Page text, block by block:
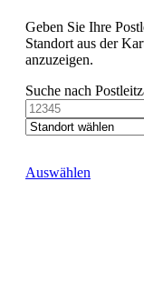
Geben Sie Ihre
Standort aus der
anzuzeigen.
Suche nach
Auswählen